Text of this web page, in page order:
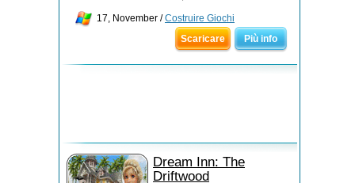
17, November /Costruire Giochi
Scaricare
Più info
Dream Inn: The
Driftwood